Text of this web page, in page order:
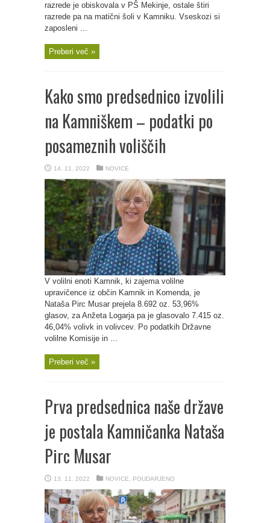
razrede je obiskovala v PŠ Mekinje, ostale štiri
razrede pa na matični šoli v Kamniku. Vseskozi si
zaposleni ...
Preberi več »
Kako smo predsednico izvolili
na Kamniškem – podatki po
posameznih voliščih
14. 11. 2022 NOVICE
V volilni enoti Kamnik, ki zajema volilne
upravičence iz občin Kamnik in Komenda, je
Nataša Pirc Musar prejela 8.692 oz. 53,96%
glasov, za Anžeta Logarja pa je glasovalo 7.415 oz.
46,04% volivk in volivcev. Po podatkih Državne
volilne Komisije in ...
Preberi več »
Prva predsednica naše države
je postala Kamničanka Nataša
Pirc Musar
13. 11. 2022 NOVICE POUDARJENO